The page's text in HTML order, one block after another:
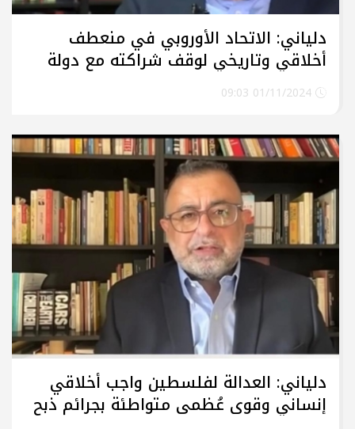
دلياني: الاتحاد الأوروبي في منعطف
أخلاقي وتاريخي لوقف شراكته مع دولة
الاحتلال
دلياني: العدالة لفلسطين واجب أخلاقي
إنساني وقوى عُظمى متواطئة بجرائم ذبح